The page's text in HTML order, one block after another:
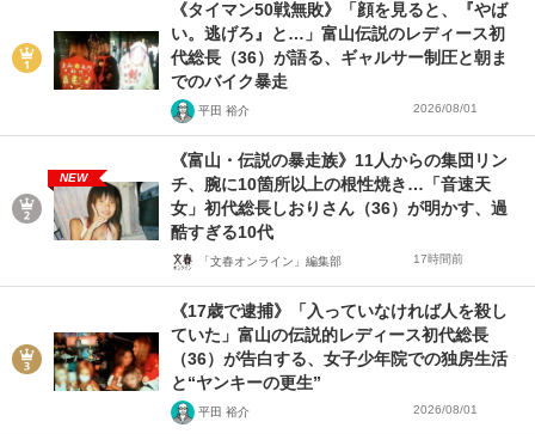
《タイマン50戦無敗》「顔を見ると、『やば
い。逃げろ』と…」富山伝説のレディース初
代総長（36）が語る、ギャルサー制圧と朝ま
でのバイク暴走
平田 裕介 2026/08/01
NEW
《富山・伝説の暴走族》11人からの集団リン
チ、腕に10箇所以上の根性焼き…「音速天
女」初代総長しおりさん（36）が明かす、過
酷すぎる10代
「文春オンライン」編集部 17時間前
《17歳で逮捕》「入っていなければ人を殺し
ていた」富山の伝説的レディース初代総長
（36）が告白する、女子少年院での独房生活
と“ヤンキーの更生”
平田 裕介 2026/08/01